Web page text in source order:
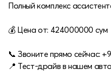
Полный комплекс
💰 Цена от: 424000000 сум
📞 Звоните прямо сейчас:
📍 Тест-драйв в нашем